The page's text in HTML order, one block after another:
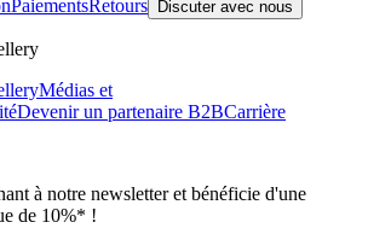
PaiementsRetours Discuter avec nous
Médias et
Devenir un partenaire B2BCarrière
à notre newsletter et bénéficie d'une
de 10%* !